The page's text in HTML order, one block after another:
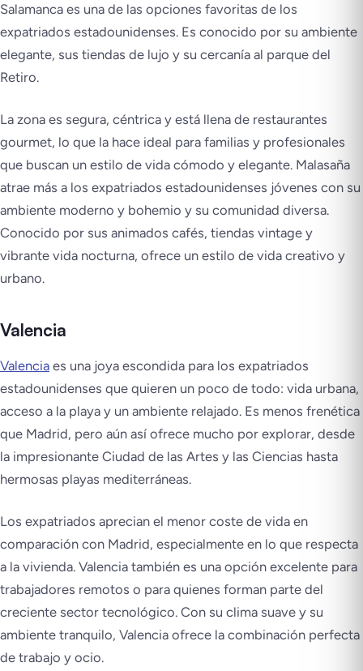
Salamanca es una de las opciones favoritas de los
expatriados estadounidenses. Es conocido por su ambiente
elegante, sus tiendas de lujo y su cercanía al parque del
Retiro.
La zona es segura, céntrica y está llena de restaurantes
gourmet, lo que la hace ideal para familias y profesionales
que buscan un estilo de vida cómodo y elegante. Malasaña
atrae más a los expatriados estadounidenses jóvenes con su
ambiente moderno y bohemio y su comunidad diversa.
Conocido por sus animados cafés, tiendas vintage y
vibrante vida nocturna, ofrece un estilo de vida creativo y
urbano.
Valencia
Valencia es una joya escondida para los expatriados
estadounidenses que quieren un poco de todo: vida urbana,
acceso a la playa y un ambiente relajado. Es menos frenética
que Madrid, pero aún así ofrece mucho por explorar, desde
la impresionante Ciudad de las Artes y las Ciencias hasta
hermosas playas mediterráneas.
Los expatriados aprecian el menor coste de vida en
comparación con Madrid, especialmente en lo que respecta
a la vivienda. Valencia también es una opción excelente para
trabajadores remotos o para quienes forman parte del
creciente sector tecnológico. Con su clima suave y su
ambiente tranquilo, Valencia ofrece la combinación perfecta
de trabajo y ocio.